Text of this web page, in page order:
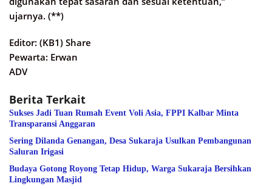
ujarnya. (**)
Editor: (KB1) Share
Pewarta: Erwan
ADV
Berita Terkait
Sukses Jadi Tuan Rumah Event Voli Asia, FPPI Kalbar Minta
Transparansi Anggaran
Sering Dilanda Genangan, Desa Sukaraja Usulkan Pembangunan
Saluran Irigasi
Budaya Gotong Royong Tetap Hidup, Warga Sukaraja Bersihkan
Lingkungan Masjid